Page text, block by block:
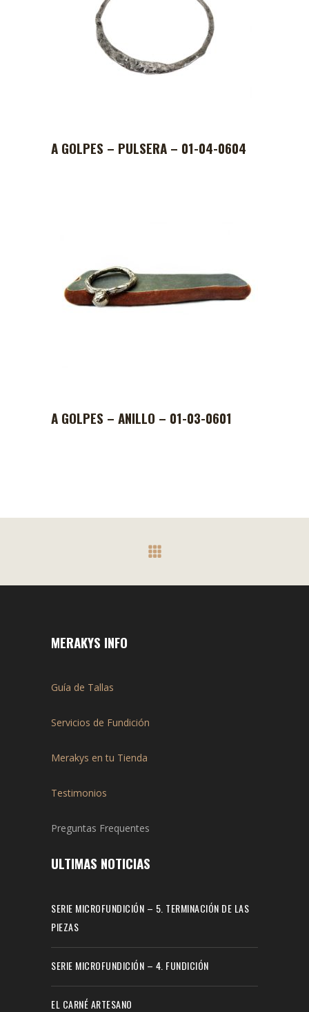
A GOLPES – PULSERA – 01-04-0604
A GOLPES – ANILLO – 01-03-0601
MERAKYS INFO
Guía de Tallas
Servicios de Fundición
Merakys en tu Tienda
Testimonios
Preguntas Frequentes
ULTIMAS NOTICIAS
SERIE MICROFUNDICIÓN – 5. TERMINACIÓN DE LAS
PIEZAS
SERIE MICROFUNDICIÓN – 4. FUNDICIÓN
EL CARNÉ ARTESANO